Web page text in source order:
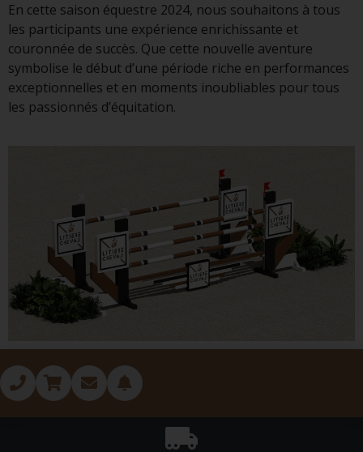
En cette saison équestre 2024, nous souhaitons à tous
les participants une expérience enrichissante et
couronnée de succès. Que cette nouvelle aventure
symbolise le début d’une période riche en performances
exceptionnelles et en moments inoubliables pour tous
les passionnés d’équitation.